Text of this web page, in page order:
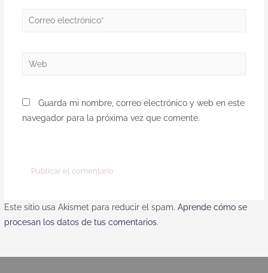
Guarda mi nombre, correo electrónico y web en este
navegador para la próxima vez que comente.
Este sitio usa Akismet para reducir el spam.Aprende cómo se
procesan los datos de tus comentarios.